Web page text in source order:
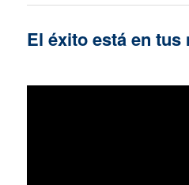
El éxito está en